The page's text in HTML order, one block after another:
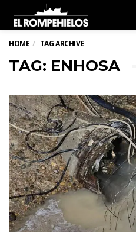
HOME TAG ARCHIVE
TAG: ENHOSA